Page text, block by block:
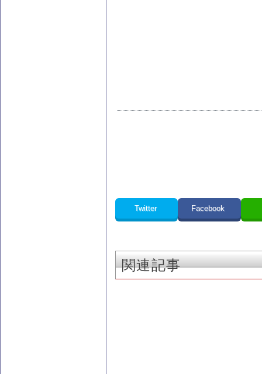
Twitter Facebook
関連記事